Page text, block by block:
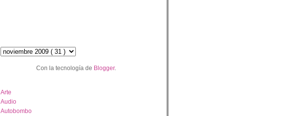
Con la tecnología de Blogger.
Arte
Audio
Autobombo